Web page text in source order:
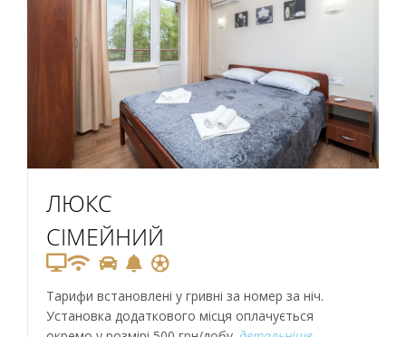
ЛЮКС
СІМЕЙНИЙ
Тарифи встановлені у гривні за номер за ніч.
Установка додаткового місця оплачується